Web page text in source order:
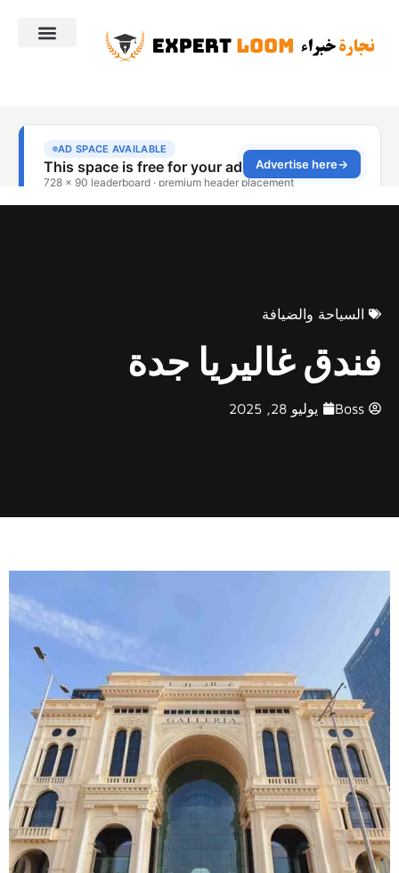
السياحة والضيافة
فندق غاليريا جدة
Boss يوليو 28, 2025